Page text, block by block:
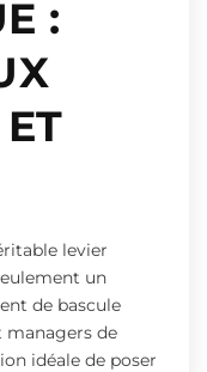
:
levier
un
de bascule
managers de
idéale de poser